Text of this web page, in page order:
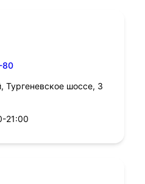
80
Тургеневское шоссе, 3
21:00